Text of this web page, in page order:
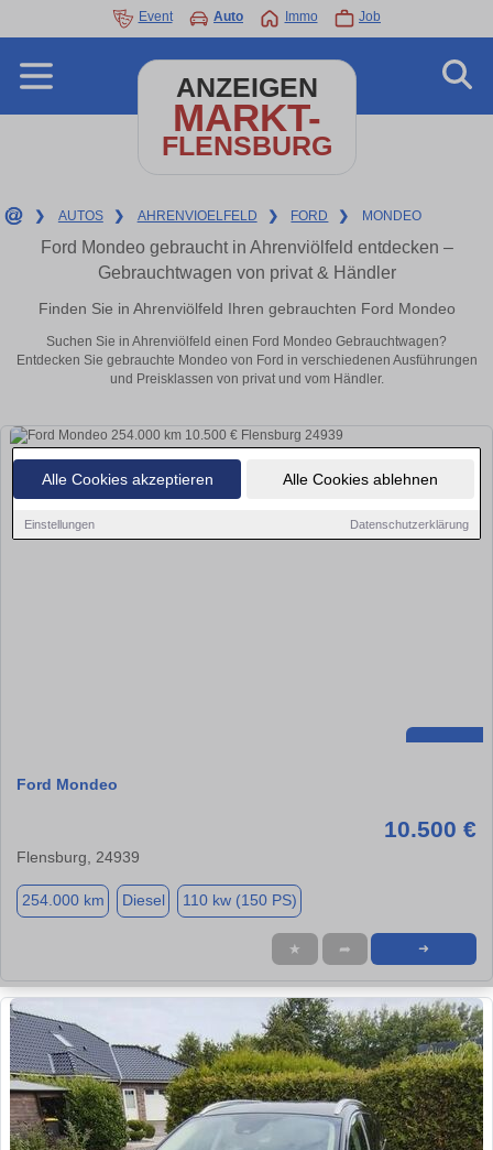
Alle Cookies akzeptieren Alle Cookies ablehnen
Einstellungen Datenschutzerklärung
Event Auto Immo Job
ANZEIGEN
MARKT-
FLENSBURG
❯ AUTOS ❯ AHRENVIOELFELD ❯ FORD ❯ MONDEO
Ford Mondeo gebraucht in Ahrenviölfeld entdecken –
Gebrauchtwagen von privat & Händler
Finden Sie in Ahrenviölfeld Ihren gebrauchten Ford Mondeo
Suchen Sie in Ahrenviölfeld einen Ford Mondeo Gebrauchtwagen?
Entdecken Sie gebrauchte Mondeo von Ford in verschiedenen Ausführungen
und Preisklassen von privat und vom Händler.
Ford Mondeo
10.500 €
Flensburg, 24939
254.000 km Diesel 110 kw (150 PS)
★ ➦ ➜